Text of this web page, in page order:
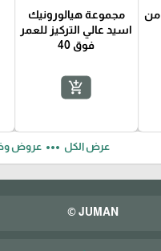
مجموعة الصيف 911 من
مجموعة هيالورونيك
اسيد عالي التركيز للعمر
فوق 40
add_shopping_cart
عرض الكل more_horiz عروض
JUMAN ©